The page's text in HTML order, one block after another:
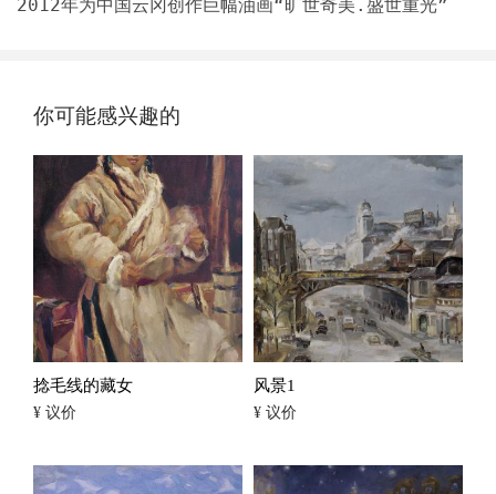
你可能感兴趣的
捻毛线的藏女
¥ 议价
风景1
¥ 议价